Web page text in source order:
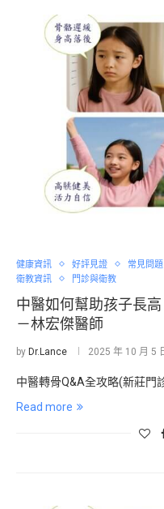
健康資訊 好評見證 常見問題
衛教資訊
門診與衛教
中醫如何幫助孩子長
－林宏傑醫師
by Dr.Lance 2025 年 10 月 5
中醫轉骨Q&A全攻略(新莊門
Read more